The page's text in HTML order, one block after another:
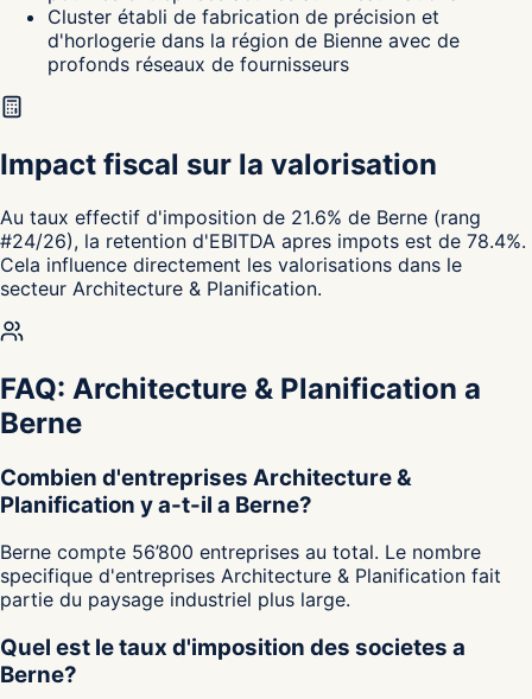
Cluster établi de fabrication de précision et
d'horlogerie dans la région de Bienne avec de
profonds réseaux de fournisseurs
Impact fiscal sur la valorisation
Au taux effectif d'imposition de 21.6% de Berne (rang
#24/26), la retention d'EBITDA apres impots est de 78.4%.
Cela influence directement les valorisations dans le
secteur Architecture & Planification.
FAQ: Architecture & Planification a
Berne
Combien d'entreprises Architecture &
Planification y a-t-il a Berne?
Berne compte 56’800 entreprises au total. Le nombre
specifique d'entreprises Architecture & Planification fait
partie du paysage industriel plus large.
Quel est le taux d'imposition des societes a
Berne?